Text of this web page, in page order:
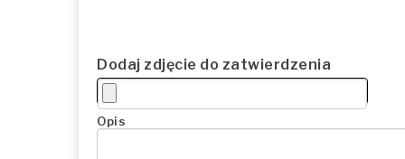
Dodaj zdjęcie do zatwierdzenia
Opis